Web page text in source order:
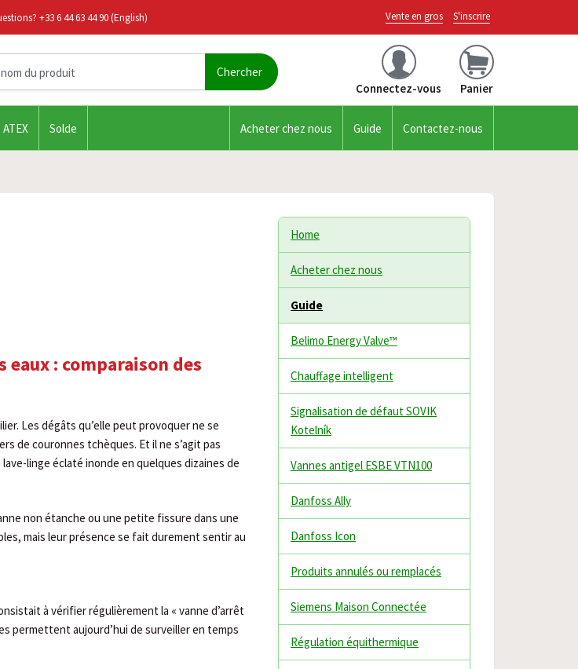
+33 6 44 63 44 90(English) Vente en gros S'inscrire
Connectez-vous Panier
ATEX Solde Acheter chez nous Guide Contactez-nous
: comparaison des
Les dégâts qu’elle peut provoquer ne se
de couronnes tchèques. Et il ne s’agit pas
linge éclaté inonde en quelques dizaines de
non étanche ou une petite fissure dans une
mais leur présence se fait durement sentir au
à vérifier régulièrement la « vanne d’arrêt
permettent aujourd’hui de surveiller en temps
Home
Acheter chez nous
Guide
Belimo Energy Valve™
Chauffage intelligent
Signalisation de défaut SOVIK
Kotelník
Vannes antigel ESBE VTN100
Danfoss Ally
Danfoss Icon
Produits annulés ou remplacés
Siemens Maison Connectée
Régulation équithermique